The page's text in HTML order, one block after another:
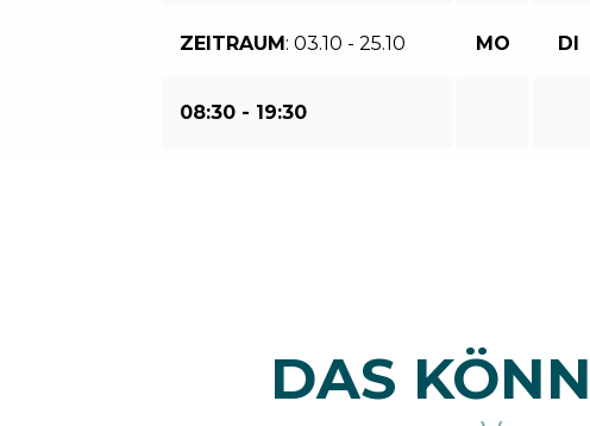
ZEITRAUM : 03.10 - 25.10 MO DI
08:30 - 19:30
DAS